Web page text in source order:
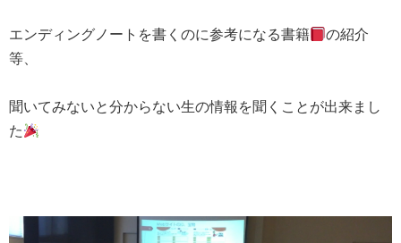
エンディングノートを書くのに参考になる書籍
の紹介
等、
聞いてみないと分からない生の情報を聞くことが出来まし
た